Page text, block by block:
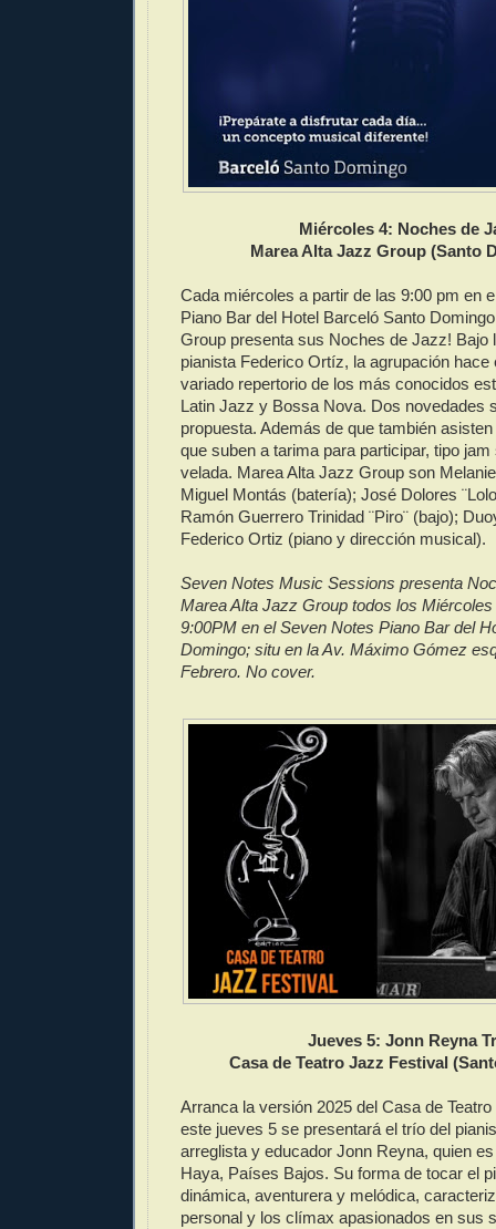
Miércoles 4: Noches de
Marea Alta Jazz Group (Santo
Cada miércoles a partir de las 9:00 pm en
Piano Bar del Hotel Barceló Santo
Group presenta sus Noches de Jazz! Bajo
pianista Federico Ortíz, la agrupación hace
variado repertorio de los más conocidos
Latin Jazz y Bossa Nova. Dos novedades
propuesta. Además de que también
que suben a tarima para participar, tipo
velada. Marea Alta Jazz Group son
Miguel Montás (batería); José Dolores
Ramón Guerrero Trinidad ¨Piro¨ (bajo);
Federico Ortiz (piano y dirección musical).
Seven Notes Music Sessions presenta
Marea Alta Jazz Group todos los
9:00PM en el Seven Notes Piano Bar del
Domingo; situ en la Av. Máximo Gómez
Febrero. No cover.
Jueves 5: Jonn Reyna
Casa de Teatro Jazz Festival
Arranca la versión 2025 del Casa de
este jueves 5 se presentará el trío del
arreglista y educador Jonn Reyna, quien
Haya, Países Bajos. Su forma de tocar el
dinámica, aventurera y melódica,
personal y los clímax apasionados en sus